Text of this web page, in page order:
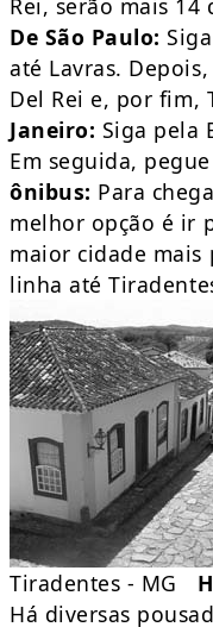
Rei, serão mais
De São Paulo:
até Lavras.
Del Rei e, por fim,
Janeiro: Siga pela
Em seguida,
ônibus: Para
melhor opção é ir
maior cidade mais
linha até
Tiradentes - MG
Há diversas